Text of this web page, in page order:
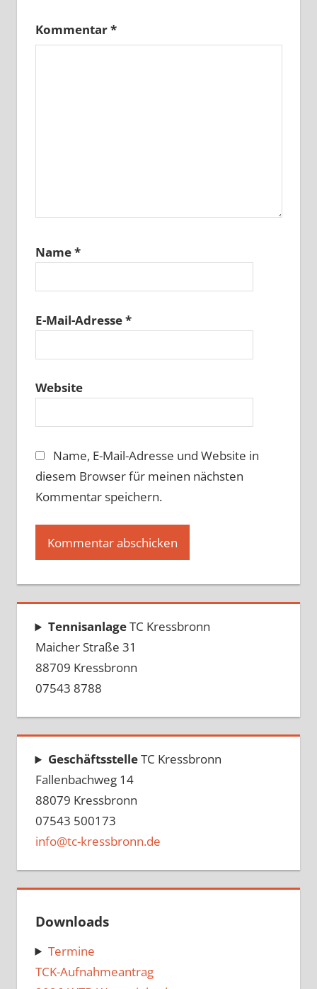
Kommentar*
Name*
E-Mail-Adresse*
Website
Name, E-Mail-Adresse und Website in
diesem Browser für meinen nächsten
Kommentar speichern.
TennisanlageTC Kressbronn
Maicher Straße 31
88709 Kressbronn
07543 8788
GeschäftsstelleTC Kressbronn
Fallenbachweg 14
88079 Kressbronn
07543 500173
info@tc-kressbronn.de
Downloads
Termine
TCK-Aufnahmeantrag